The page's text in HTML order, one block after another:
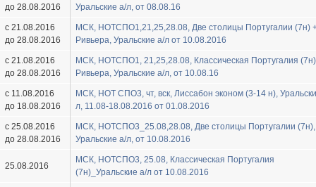
до 28.08.2016
Уральские а/л, от 08.08.16
с 21.08.2016
до 28.08.2016
МСК, HOTСПО1,21,25,28.08, Две столицы Португалии (7н)
Ривьера, Уральские а/л от 10.08.2016
с 21.08.2016
до 28.08.2016
МСК, HOTСПО1, 21,25,28.08, Классическая Португалия
Ривьера, Уральские а/л, от 10.08.16
с 11.08.2016
до 18.08.2016
МСК, HOT СПО3, чт, вск, Лиссабон эконом (3-14 н),
л, 11.08-18.08.2016 от 01.08.2016
с 25.08.2016
до 28.08.2016
МСК, HOTСПО3_25.08,28.08, Две столицы Португалии (7н),
Уральские а/л, от 10.08.2016
25.08.2016
МСК, HOTСПО3, 25.08, Классическая Португалия
(7н)_Уральские а/л от 10.08.2016